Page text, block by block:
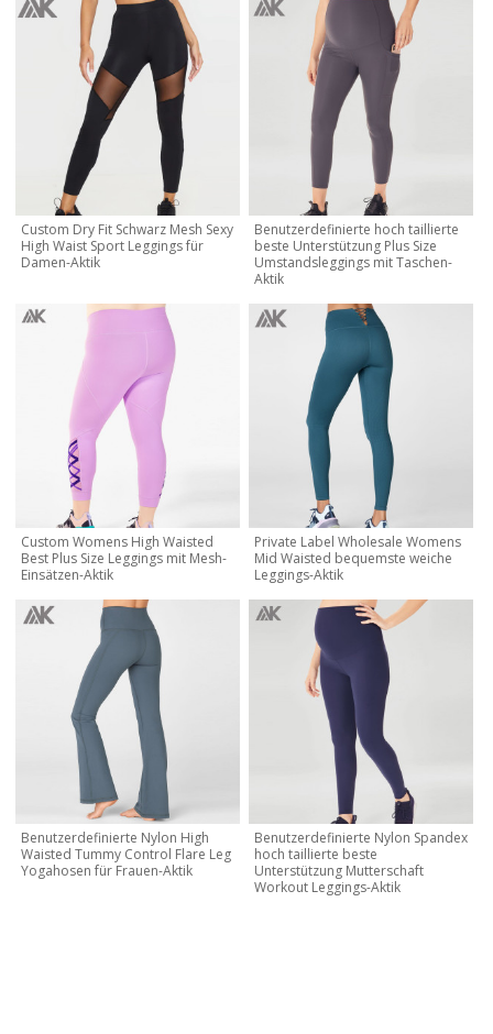
Custom Dry Fit Schwarz Mesh Sexy
High Waist Sport Leggings für
Damen-Aktik
Benutzerdefinierte hoch taillierte
beste Unterstützung Plus Size
Umstandsleggings mit Taschen-
Aktik
Custom Womens High Waisted
Best Plus Size Leggings mit Mesh-
Einsätzen-Aktik
Private Label Wholesale Womens
Mid Waisted bequemste weiche
Leggings-Aktik
Benutzerdefinierte Nylon High
Waisted Tummy Control Flare Leg
Yogahosen für Frauen-Aktik
Benutzerdefinierte Nylon Spandex
hoch taillierte beste
Unterstützung Mutterschaft
Workout Leggings-Aktik